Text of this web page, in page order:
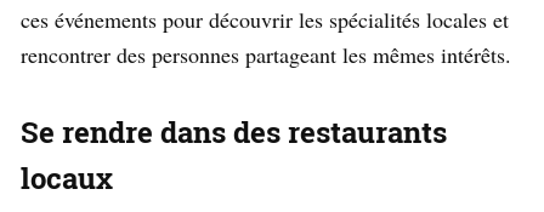
ces événements pour découvrir les spécialités locales et
rencontrer des personnes partageant les mêmes intérêts.
Se rendre dans des restaurants
locaux